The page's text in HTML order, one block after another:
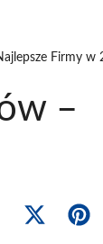
Firmy w
–
Share